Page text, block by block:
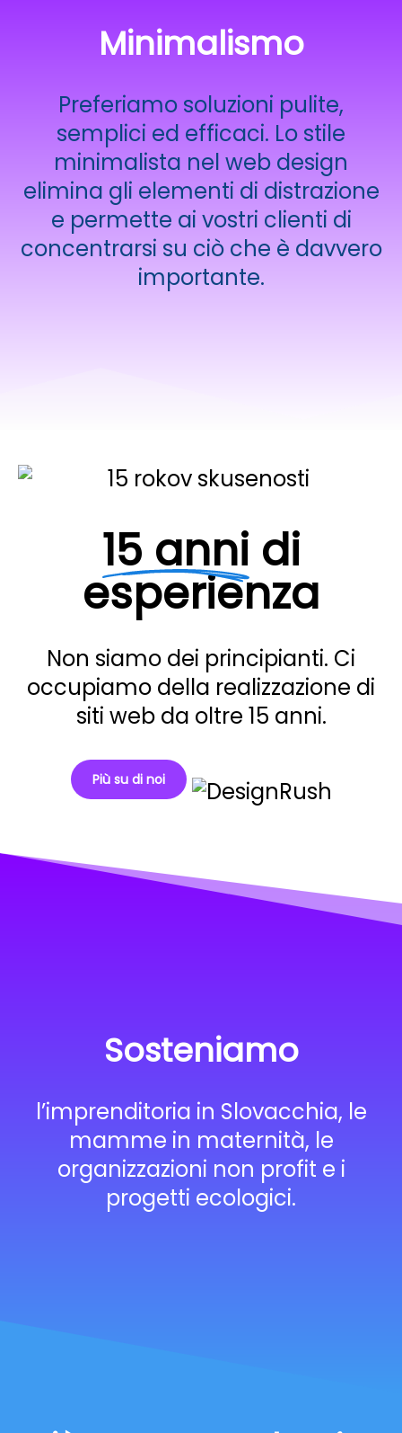
Minimalismo
Preferiamo soluzioni pulite,
semplici ed efficaci. Lo stile
minimalista nel web design
elimina gli elementi di distrazione
e permette ai vostri clienti di
concentrarsi su ciò che è davvero
importante.
15 anni di
esperienza
Non siamo dei principianti. Ci
occupiamo della realizzazione di
siti web da oltre 15 anni.
Più su di noi
Sosteniamo
l’imprenditoria in Slovacchia, le
mamme in maternità, le
organizzazioni non profit e i
progetti ecologici.